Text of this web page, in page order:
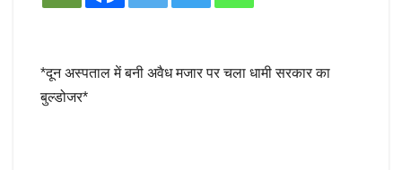
*दून अस्पताल में बनी अवैध मजार पर चला धामी सरकार का
बुल्डोजर*